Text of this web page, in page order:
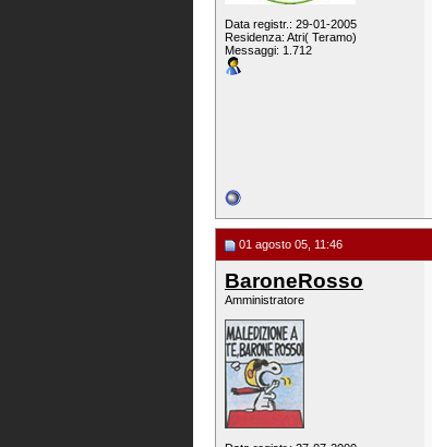
Data registr.: 29-01-2005
Residenza: Atri( Teramo)
Messaggi: 1.712
01 agosto 05, 11:46
BaroneRosso
Amministratore